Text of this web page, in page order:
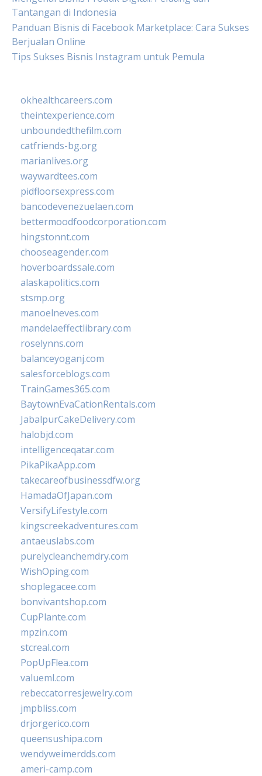
Tantangan di Indonesia
Panduan Bisnis di Facebook Marketplace: Cara Sukses
Berjualan Online
Tips Sukses Bisnis Instagram untuk Pemula
okhealthcareers.com
theintexperience.com
unboundedthefilm.com
catfriends-bg.org
marianlives.org
waywardtees.com
pidfloorsexpress.com
bancodevenezuelaen.com
bettermoodfoodcorporation.com
hingstonnt.com
chooseagender.com
hoverboardssale.com
alaskapolitics.com
stsmp.org
manoelneves.com
mandelaeffectlibrary.com
roselynns.com
balanceyoganj.com
salesforceblogs.com
TrainGames365.com
BaytownEvaCationRentals.com
JabalpurCakeDelivery.com
halobjd.com
intelligenceqatar.com
PikaPikaApp.com
takecareofbusinessdfw.org
HamadaOfJapan.com
VersifyLifestyle.com
kingscreekadventures.com
antaeuslabs.com
purelycleanchemdry.com
WishOping.com
shoplegacee.com
bonvivantshop.com
CupPlante.com
mpzin.com
stcreal.com
PopUpFlea.com
valueml.com
rebeccatorresjewelry.com
jmpbliss.com
drjorgerico.com
queensushipa.com
wendyweimerdds.com
ameri-camp.com